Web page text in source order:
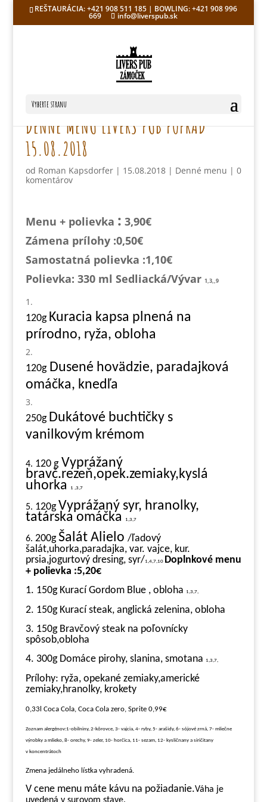
REŠTAURÁCIA: +421 908 511 185 | BOWLING: +421 908 996
669 info@liverspub.sk
Vyberte stranu
DENNÉ MENU LIVERS PUB POPRAD
15.08.2018
od Roman Kapsdorfer| 15.08.2018| Denné menu | 0
komentárov
Menu + polievka : 3,90€
Zámena prílohy :0,50€
Samostatná polievka :1,10€
Polievka: 330 ml Sedliacká/Vývar 1,3,,9
120g Kuracia kapsa plnená na
prírodno, ryža, obloha
120gDusené hovädzie, paradajková
omáčka, knedľa
250g Dukátové buchtičky s
vanilkovým krémom
4. 120 gVyprážaný
bravč.rezeň,opek.zemiaky,kyslá
uhorka 1 ,3,7
5. 120gVyprážaný syr, hranolky,
tatárska omáčka 1,3,7
6. 200gŠalát Alielo /ľadový
šalát,uhorka,paradajka, var. vajce, kur.
prsia,jogurtový dresing, syr/1,4,7,10 Doplnkové menu
+ polievka :5,20€
1. 150g Kurací Gordom Blue , obloha
1,3,7,
2. 150g Kurací steak, anglická zelenina, obloha
3. 150g Bravčový steak na poľovnícky
spôsob,obloha
4. 300g Domáce pirohy, slanina, smotana
1,3,7,
Prílohy: ryža, opekané zemiaky,americké
zemiaky,hranolky, krokety
0,33l Coca Cola, Coca Cola zero, Sprite 0,99€
Zoznam alergénov:1-obilniny, 2-kôrovce, 3- vajcia, 4- ryby, 5- arašidy, 6- sójové zrná, 7- mliečne
výrobky a mlieko, 8- orechy, 9- zeler, 10- horčica, 11- sezam, 12- kysličnany a siričitany
v koncentrátoch
Zmena jedálneho lístka vyhradená.
V cene menu máte kávu na požiadanie.Váha je